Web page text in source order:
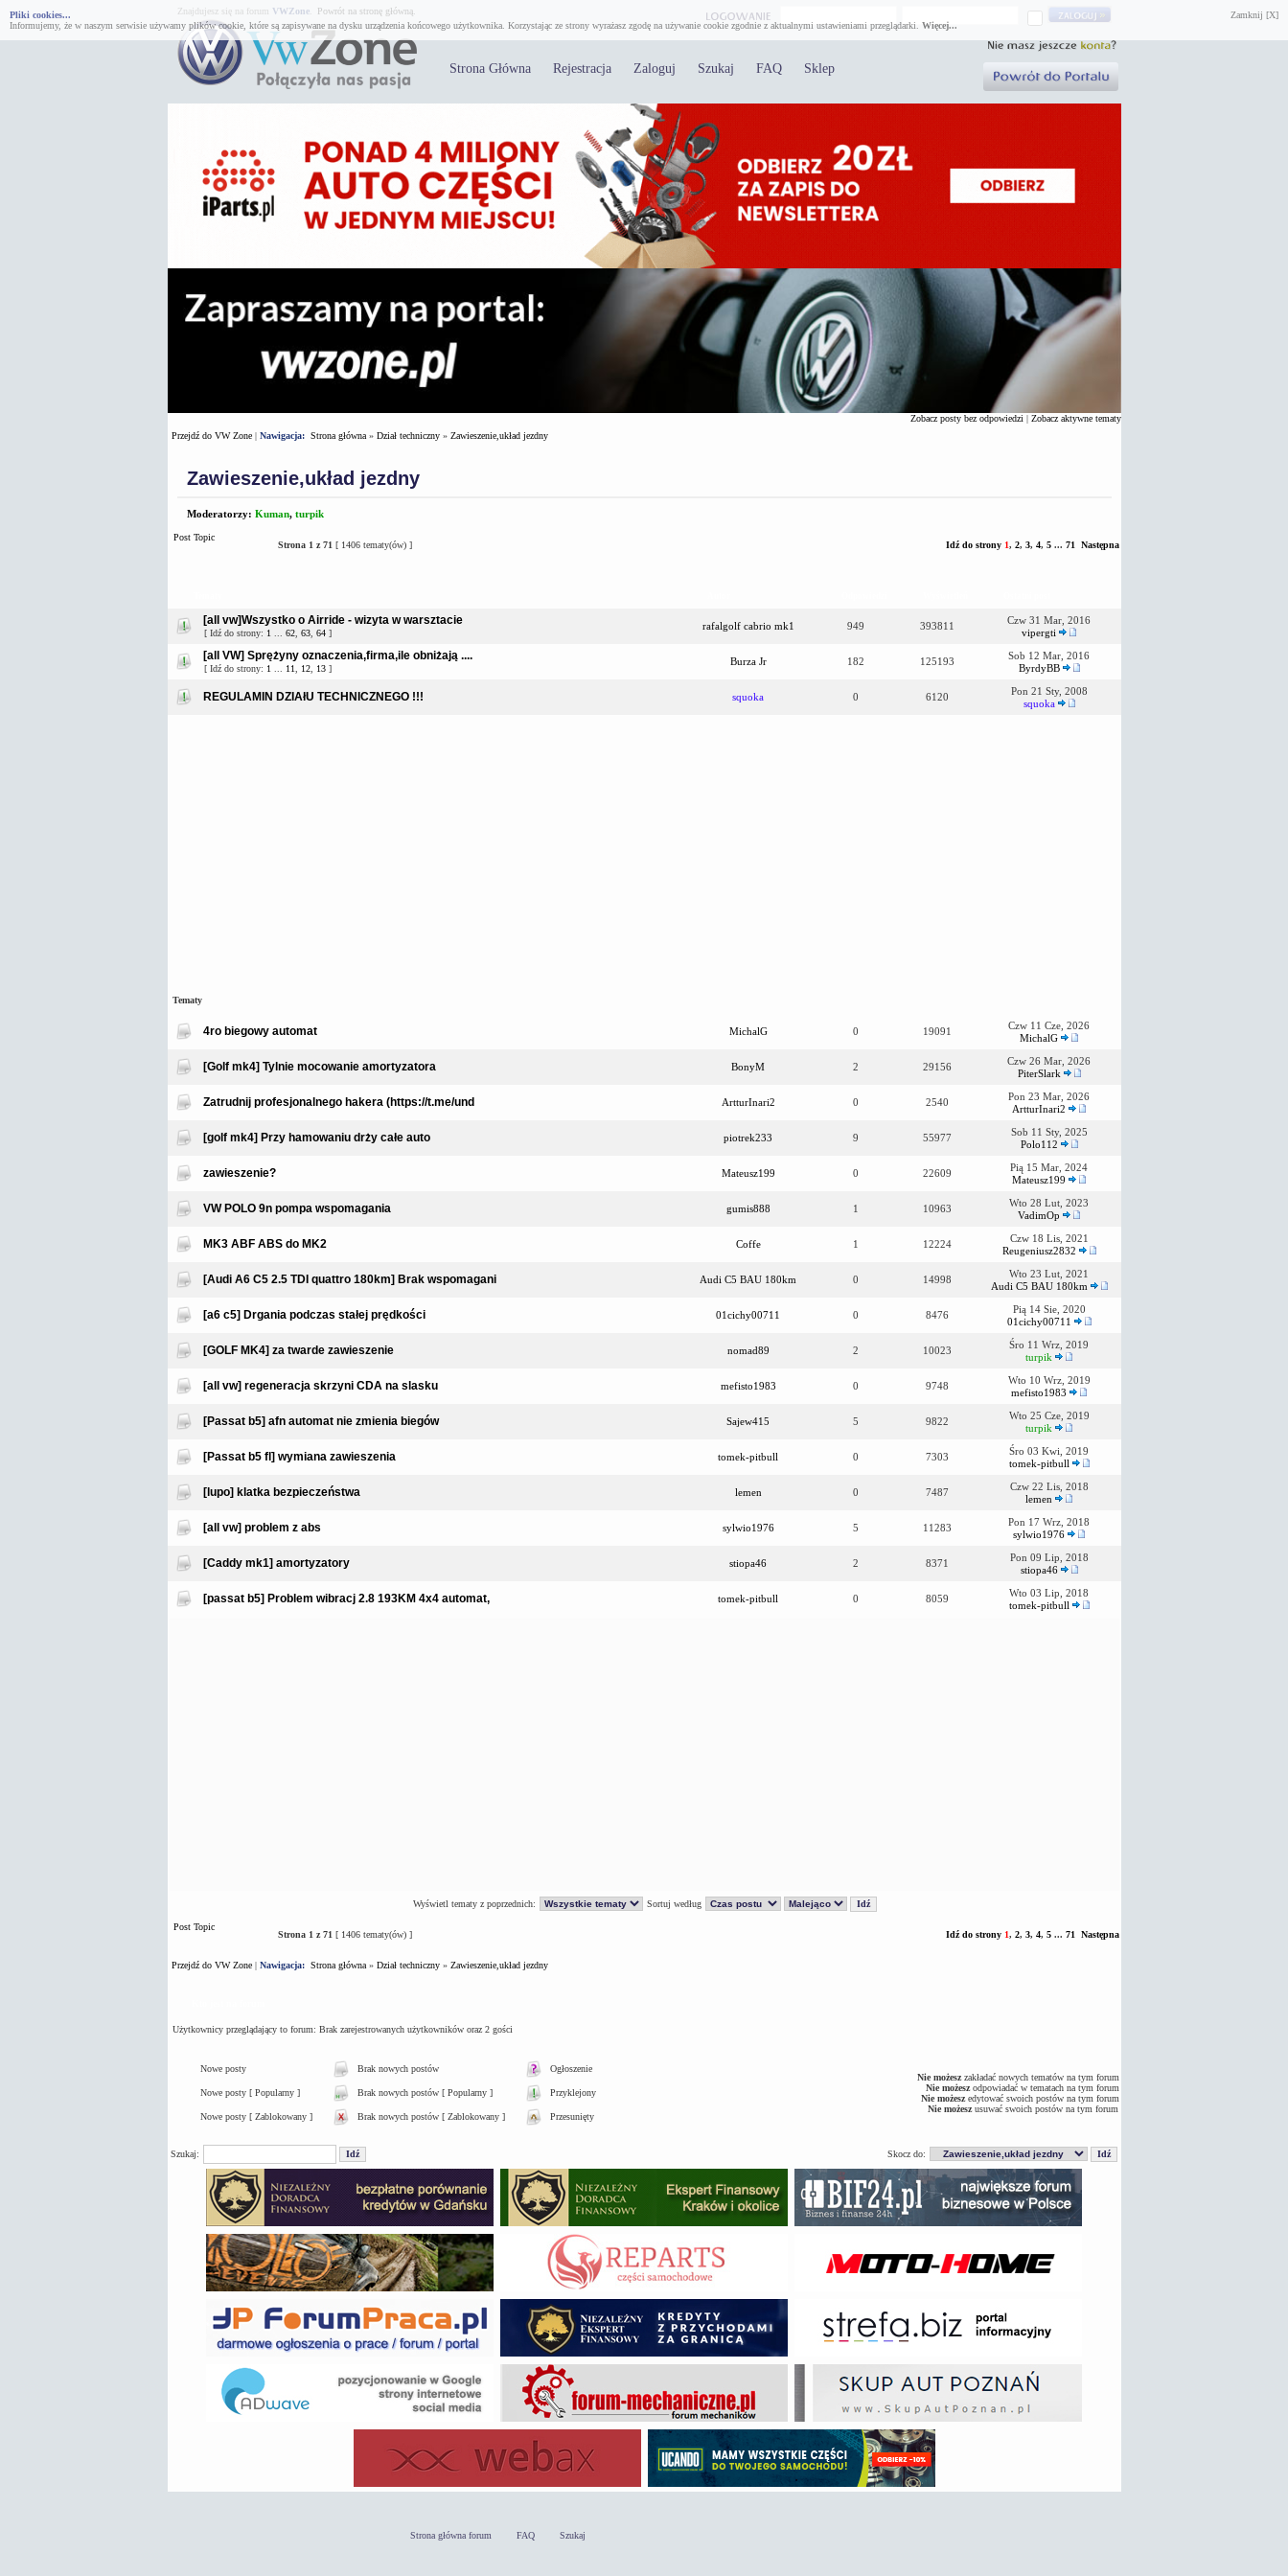
Zamknij [X]
Pliki cookies...
Informujemy, że w naszym serwisie używamy plików cookie, które są zapisywane na dysku urządzenia końcowego użytkownika. Korzystając ze strony wyrażasz zgodę na używanie cookie zgodnie z aktualnymi ustawieniami przeglądarki. Więcej...
Znajdujesz się na forum VWZone. Powrót na stronę główną.
Strona Główna Rejestracja Zaloguj Szukaj FAQ Sklep
Zobacz posty bez odpowiedzi | Zobacz aktywne tematy
Przejdź do VW Zone| Nawigacja: Strona główna» Dział techniczny» Zawieszenie,układ jezdny
Zawieszenie,układ jezdny
Moderatorzy: Kuman, turpik
Post Topic
Strona 1 z71 [ 1406 tematy(ów) ] Idź do strony 1, 2, 3, 4, 5... 71 Następna
[all vw]Wszystko o Airride - wizyta w warsztacie
[ Idź do strony: 1 62, 63, 64]
rafalgolf cabrio mk1 949 393811
Czw 31 Mar, 2016
vipergti
[all VW] Sprężyny oznaczenia,firma,ile obniżają ....
[ Idź do strony: 1 11 12, 13]
Burza Jr 182 125193
Sob 12 Mar, 2016
ByrdyBB
REGULAMIN DZIAłU TECHNICZNEGO !!! squoka 0 6120
Pon 21 Sty, 2008
squoka
Tematy
4ro biegowy automat MichalG 0 19091
Czw 11 Cze, 2026
MichalG
[Golf mk4] Tylnie mocowanie amortyzatora BonyM 2 29156
Czw 26 Mar, 2026
PiterSlark
Zatrudnij profesjonalnego hakera (https://t.me/und ArtturInari2 0 2540
Pon 23 Mar, 2026
ArtturInari2
[golf mk4] Przy hamowaniu drży całe auto piotrek233 9 55977
Sob 11 Sty, 2025
Polo112
zawieszenie? Mateusz199 0 22609
Pią 15 Mar, 2024
Mateusz199
VW POLO 9n pompa wspomagania gumis888 1 10963
Wto 28 Lut, 2023
VadimOp
MK3 ABF ABS do MK2 Coffe 1 12224
Czw 18 Lis, 2021
Reugeniusz2832
[Audi A6 C5 2.5 TDI quattro 180km] Brak wspomagani Audi C5 BAU 180km 0 14998
Wto 23 Lut, 2021
Audi C5 BAU 180km
[a6 c5] Drgania podczas stałej prędkości 01cichy00711 0 8476
Pią 14 Sie, 2020
01cichy00711
[GOLF MK4] za twarde zawieszenie nomad89 2 10023
Śro 11 Wrz, 2019
turpik
[all vw] regeneracja skrzyni CDA na slasku mefisto1983 0 9748
Wto 10 Wrz, 2019
mefisto1983
[Passat b5] afn automat nie zmienia biegów Sajew415 5 9822
Wto 25 Cze, 2019
turpik
[Passat b5 fl] wymiana zawieszenia tomek-pitbull 0 7303
Śro 03 Kwi, 2019
tomek-pitbull
[lupo] klatka bezpieczeństwa lemen 0 7487
Czw 22 Lis, 2018
lemen
[all vw] problem z abs sylwio1976 5 11283
Pon 17 Wrz, 2018
sylwio1976
[Caddy mk1] amortyzatory stiopa46 2 8371
Pon 09 Lip, 2018
stiopa46
[passat b5] Problem wibracj 2.8 193KM 4x4 automat, tomek-pitbull 0 8059
Wto 03 Lip, 2018
tomek-pitbull
Wyświetl tematy z poprzednich: Sortuj według
Post Topic
Strona 1 z71 [ 1406 tematy(ów) ] Idź do strony 1, 2, 3, 4, 5... 71 Następna
Przejdź do VW Zone| Nawigacja: Strona główna» Dział techniczny» Zawieszenie,układ jezdny
Użytkownicy przeglądający to forum: Brak zarejestrowanych użytkowników oraz 2 gości
Nowe posty Brak nowych postów Ogłoszenie
Nowe posty [ Popularny ] Brak nowych postów [ Popularny ] Przyklejony
Nowe posty [ Zablokowany ] Brak nowych postów [ Zablokowany ] Przesunięty
Nie możeszzakładać nowych tematów na tym forum
Nie możeszodpowiadać w tematach na tym forum
Nie możeszedytować swoich postów na tym forum
Nie możeszusuwać swoich postów na tym forum
Szukaj: Skocz do:
Strona główna forum FAQ Szukaj